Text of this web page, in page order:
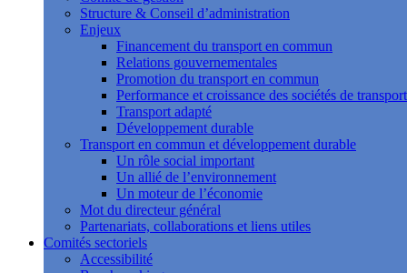
Structure & Conseil d’administration
Enjeux
Financement du transport en commun
Relations gouvernementales
Promotion du transport en commun
Performance et croissance des sociétés de transport
Transport adapté
Développement durable
Transport en commun et développement durable
Un rôle social important
Un allié de l’environnement
Un moteur de l’économie
Mot du directeur général
Partenariats, collaborations et liens utiles
Comités sectoriels
Accessibilité